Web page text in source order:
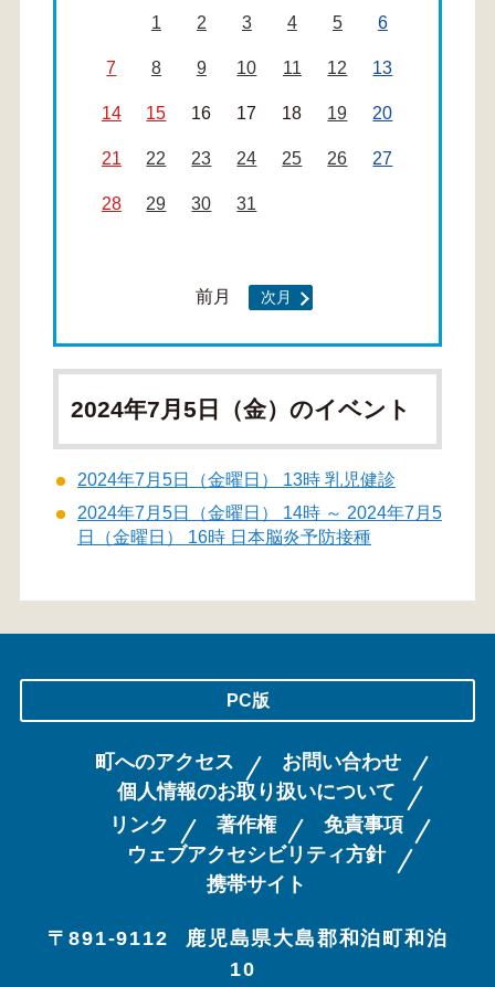
1 2 3 4 5 6
7 8 9 10 11 12 13
14 15 16 17 18 19 20
21 22 23 24 25 26 27
28 29 30 31
前月 次月
2024年7月5日（金）のイベント
2024年7月5日（金曜日） 13時 乳児健診
2024年7月5日（金曜日） 14時 ～ 2024年7月5
日（金曜日） 16時 日本脳炎予防接種
PC版
町へのアクセス
お問い合わせ
個人情報のお取り扱いについて
リンク
著作権
免責事項
ウェブアクセシビリティ方針
携帯サイト
〒891-9112
鹿児島県大島郡和泊町和泊
10